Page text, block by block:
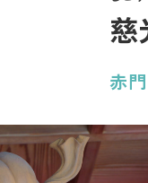
慈
赤